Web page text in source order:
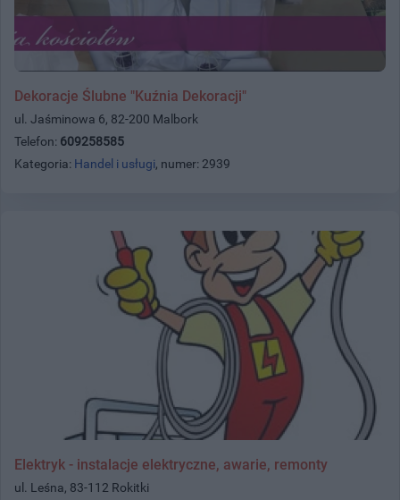
Dekoracje Ślubne "Kuźnia Dekoracji"
ul. Jaśminowa 6, 82-200 Malbork
Telefon: 609258585
Kategoria: Handel i usługi, numer: 2939
Elektryk - instalacje elektryczne, awarie, remonty
ul. Leśna, 83-112 Rokitki